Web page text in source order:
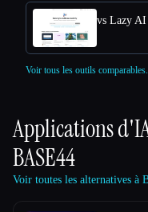
vs Lazy AI
Voir tous les outils comparables.
Applications
BASE44
Voir toutes les alternatives à